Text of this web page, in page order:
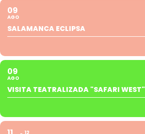
09
AGO
SALAMANCA ECLIPSA
09
AGO
VISITA TEATRALIZADA "SAFARI WEST"